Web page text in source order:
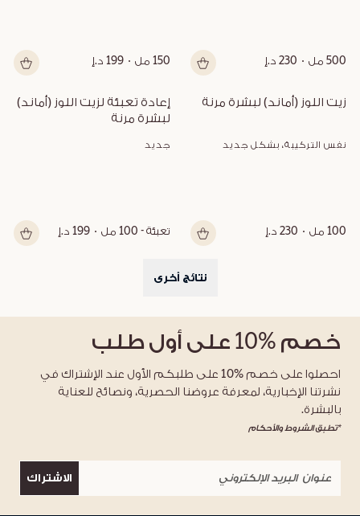
500 مل 230 د.إ 150 مل 199 د.إ
زيت اللوز (أماند) لبشرة مرنة
نفس التركيبة، بشكل جديد
100 مل 230 د.إ
لبشرة مرنة
جديد
تعبئة - 100 مل 199 د.إ
نتائج أخرى
خصم %10 على أول طلب
احصلوا على خصم %10 على طلبكم الأول عند الإشتراك في
نشرتنا الإخبارية، لمعرفة عروضنا الحصرية، ونصائح للعناية
بالبشرة.
*تطبق الشروط والأحكام
الاشتراك